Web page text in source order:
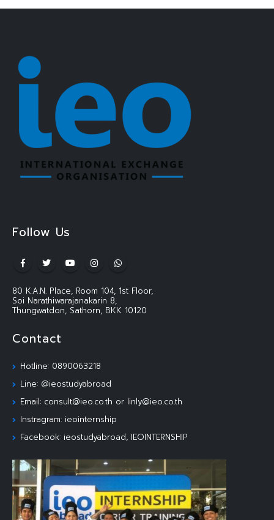
Follow Us
80 K.A.N. Place, Room 104, 1st Floor,
Soi Narathiwarajanakarin 8,
Thungwatdon, Sathorn, BKK 10120
Contact
Hotline: 0890063218
Line: @ieostudyabroad
Email: consult@ieo.co.th or linly@ieo.co.th
Instragram: ieointernship
Facebook: ieostudyabroad, IEOINTERNSHIP